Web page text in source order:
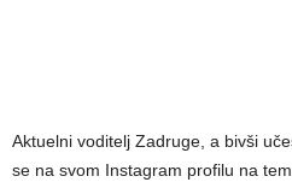
Aktuelni voditelj Zadruge, a bivši
se na svom Instagram profilu na